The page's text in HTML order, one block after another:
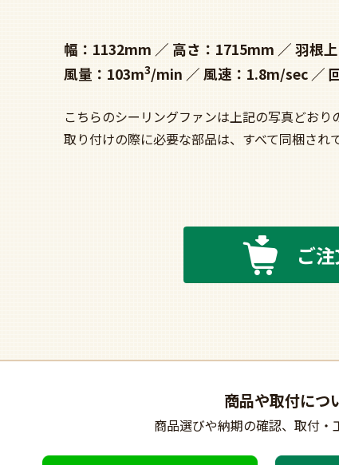
幅：1132mm 高さ：1715mm 羽根
風量：103m3/min 風速：1.8m/sec
こちらのシーリングファンは上記の写真どおり
取り付けの際に必要な部品は、すべて同梱され
ご
商品や取付につ
商品選びや納期の確認、 取付・